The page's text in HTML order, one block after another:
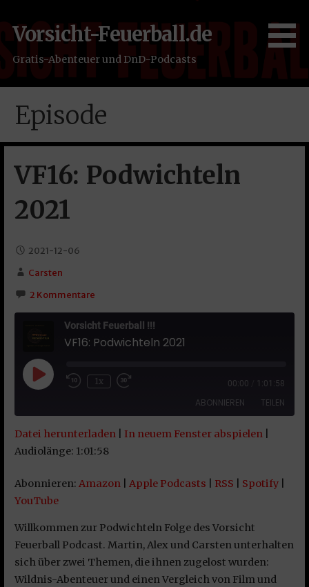
Inhalt
springen
Vorsicht-Feuerball.de
Gratis-Abenteuer und DnD-Podcasts
Episode
VF16: Podwichteln
2021
2021-12-06
Carsten
2 Kommentare
Vorsicht Feuerball !!!
VF16: Podwichteln 2021
Play Episode1x 00:00 1:01:58
ABONNIEREN TEILEN
Amazon
YouTube
TEILEN
EMBED
Datei herunterladen| In neuem Fenster abspielen|
Audiolänge: 1:01:58
Abonnieren: Amazon| Apple Podcasts RSS Spotify|
YouTube
Willkommen zur Podwichteln Folge des Vorsicht
Feuerball Podcast. Martin, Alex und Carsten unterhalten
sich über zwei Themen, die ihnen zugelost wurden:
Wildnis-Abenteuer und einen Vergleich von Film und